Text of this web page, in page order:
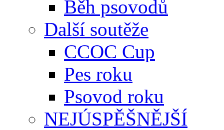
Běh psovodů
Další soutěže
CCOC Cup
Pes roku
Psovod roku
NEJÚSPĚŠNĚJŠÍ